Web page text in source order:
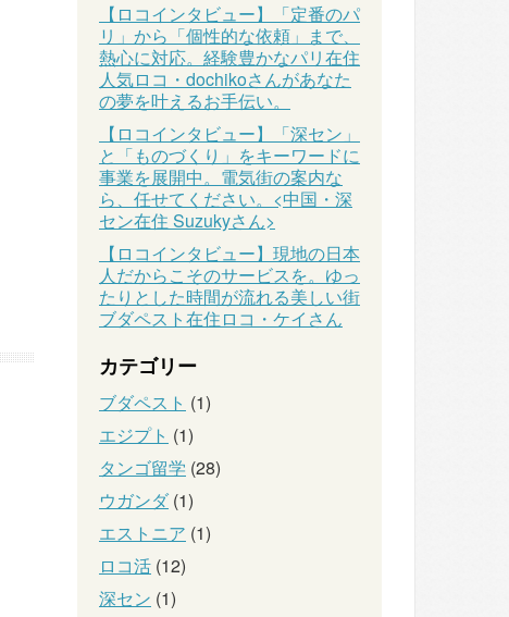
【ロコインタビュー】「定番のパ
リ」から「個性的な依頼」まで、
熱心に対応。経験豊かなパリ在住
人気ロコ・dochikoさんがあなた
の夢を叶えるお手伝い。
【ロコインタビュー】「深セン」
と「ものづくり」をキーワードに
事業を展開中。電気街の案内な
ら、任せてください。<中国・深
セン在住 Suzukyさん>
【ロコインタビュー】現地の日本
人だからこそのサービスを。ゆっ
たりとした時間が流れる美しい街
ブダペスト在住ロコ・ケイさん
カテゴリー
ブダペスト (1)
エジプト (1)
タンゴ留学 (28)
ウガンダ(1)
エストニア (1)
ロコ活 (12)
深セン (1)